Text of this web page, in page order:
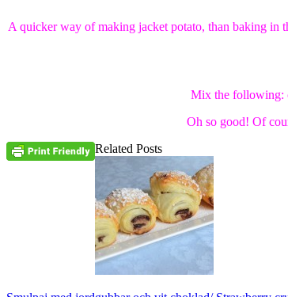
A quicker way of making jacket potato, than baking in
Mix the following:
Oh so good! Of
Related Posts